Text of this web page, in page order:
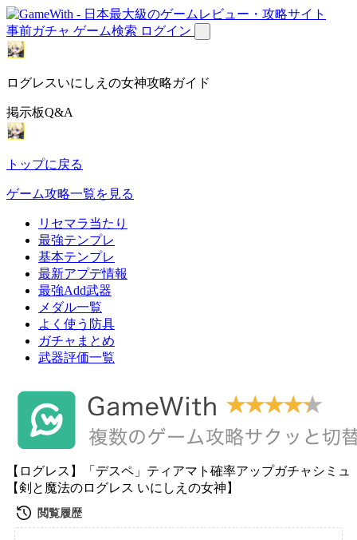
事前ガチャ ゲーム検索 ログイン
ログレスいにしえの女神攻略ガイド
掲示板Q&A
トップに戻る
ゲーム攻略一覧を見る
リセマラ当たり
最強テンプレ
基本テンプレ
最新アプデ情報
最強Add武器
メダル一覧
よく使う防具
ガチャまとめ
武器評価一覧
【ログレス】「デスペ」ティアマト確率アップガチャシミュ
【剣と魔法のログレス いにしえの女神】